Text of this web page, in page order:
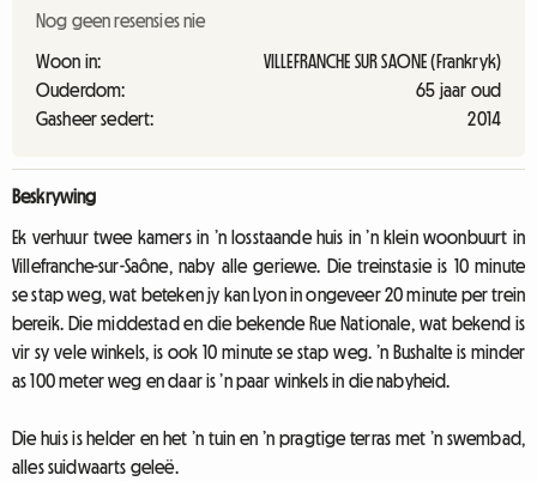
Nog geen resensies nie
Woon in:
VILLEFRANCHE SUR SAONE (Frankryk)
Ouderdom:
65 jaar oud
Gasheer sedert:
2014
Beskrywing
Ek verhuur twee kamers in ’n losstaande huis in ’n klein woonbuurt in
Villefranche-sur-Saône, naby alle geriewe. Die treinstasie is 10 minute
se stap weg, wat beteken jy kan Lyon in ongeveer 20 minute per trein
bereik. Die middestad en die bekende Rue Nationale, wat bekend is
vir sy vele winkels, is ook 10 minute se stap weg. ’n Bushalte is minder
as 100 meter weg en daar is ’n paar winkels in die nabyheid.
Die huis is helder en het ’n tuin en ’n pragtige terras met ’n swembad,
alles suidwaarts geleë.